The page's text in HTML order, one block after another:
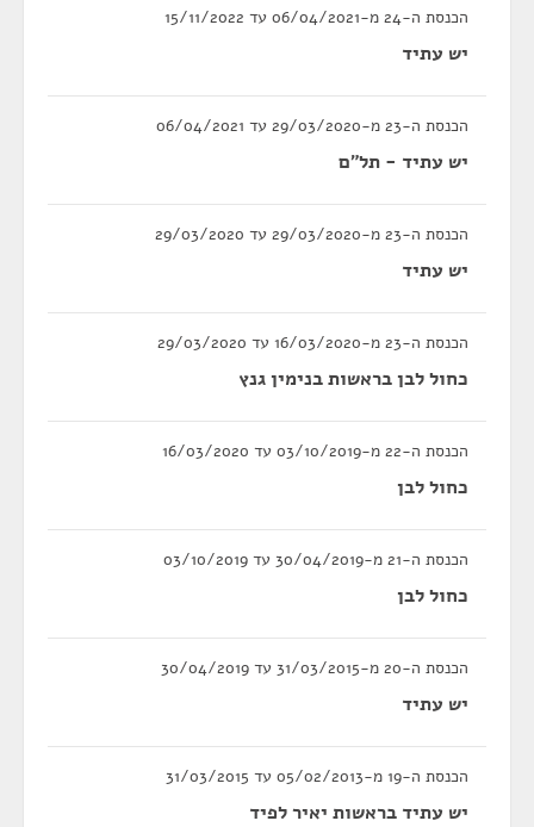
הכנסת ה-24 מ-06/04/2021 עד 15/11/2022
יש עתיד
הכנסת ה-23 מ-29/03/2020 עד 06/04/2021
יש עתיד - תל"ם
הכנסת ה-23 מ-29/03/2020 עד 29/03/2020
יש עתיד
הכנסת ה-23 מ-16/03/2020 עד 29/03/2020
כחול לבן בראשות בנימין גנץ
הכנסת ה-22 מ-03/10/2019 עד 16/03/2020
כחול לבן
הכנסת ה-21 מ-30/04/2019 עד 03/10/2019
כחול לבן
הכנסת ה-20 מ-31/03/2015 עד 30/04/2019
יש עתיד
הכנסת ה-19 מ-05/02/2013 עד 31/03/2015
יש עתיד בראשות יאיר לפיד